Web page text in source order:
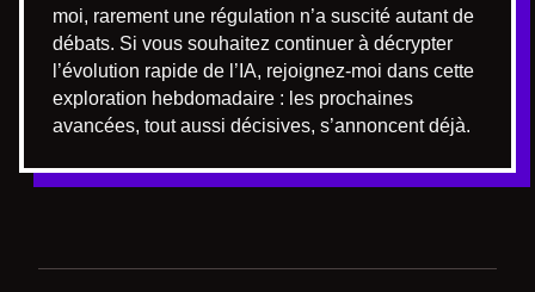
moi, rarement une régulation n’a suscité autant de
débats. Si vous souhaitez continuer à décrypter
l’évolution rapide de l’IA, rejoignez-moi dans cette
exploration hebdomadaire : les prochaines
avancées, tout aussi décisives, s’annoncent déjà.